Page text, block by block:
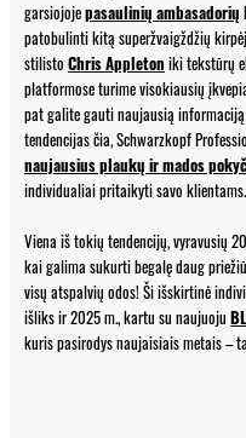
garsiojojepasaulinių ambasadorių
patobulinti kitą superžvaigždžių
stilisto Chris Appleton iki tekstūrų
platformose turime visokiausių
pat galite gauti naujausią
tendencijas čia, Schwarzkopf
naujausius plaukų ir mados
individualiai pritaikyti savo klientams.
Viena iš tokių tendencijų, vyravusių
kai galima sukurti begalę daug
visų atspalvių odos! Ši išskirtinė
išliks ir 2025 m., kartu su naujuoju
kuris pasirodys naujaisiais metais –